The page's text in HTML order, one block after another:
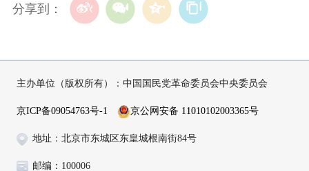
分享到：
主办单位（版权所有）：中国国民党革命委员会中央委员会
京ICP备09054763号-1 京公网安备 11010102003365号
地址：北京市东城区东皇城根南街84号
邮编：100006